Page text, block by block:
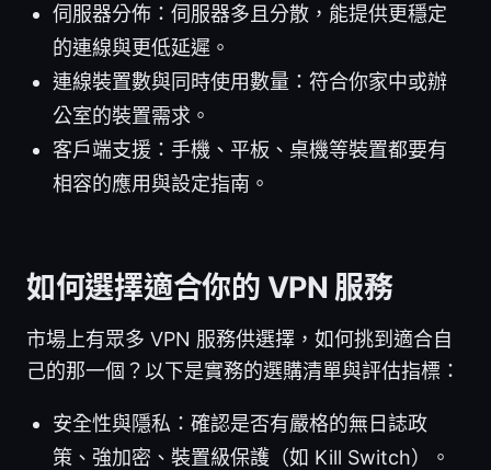
伺服器分佈：伺服器多且分散，能提供更穩定
的連線與更低延遲。
連線裝置數與同時使用數量：符合你家中或辦
公室的裝置需求。
客戶端支援：手機、平板、桌機等裝置都要有
相容的應用與設定指南。
如何選擇適合你的 VPN 服務
市場上有眾多 VPN 服務供選擇，如何挑到適合自
己的那一個？以下是實務的選購清單與評估指標：
安全性與隱私：確認是否有嚴格的無日誌政
策、強加密、裝置級保護（如 Kill Switch）。